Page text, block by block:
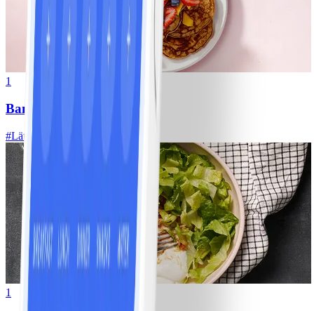
1
Bananpannkakor
#Lätt 5 MIN
1